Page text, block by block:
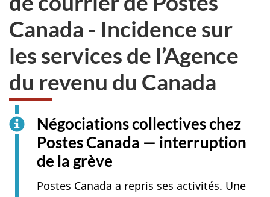
Canada - Incidence sur
les services de l’Agence
du revenu du Canada
Négociations collectives chez
Postes Canada — interruption
de la grève
Postes Canada a repris ses activités. Une